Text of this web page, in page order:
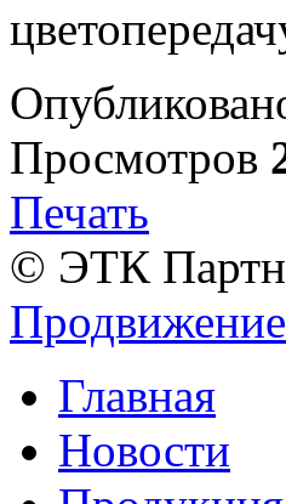
Просмотров
Печать
© ЭТК
Главная
Новости